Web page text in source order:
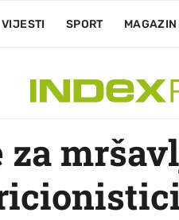
VIJESTI SPORT MAGAZIN